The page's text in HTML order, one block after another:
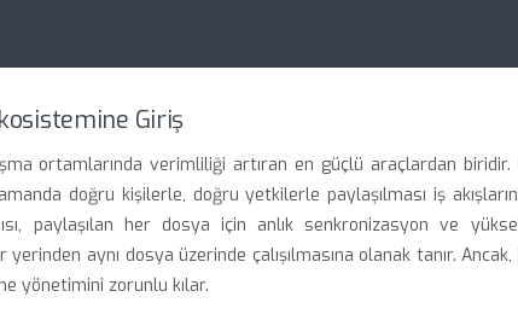
Giriş
ortamlarında verimliliği artıran en güçlü araçlardan biridir.
doğru kişilerle, doğru yetkilerle paylaşılması iş
paylaşılan her dosya için anlık senkronizasyon ve
aynı dosya üzerinde çalışılmasına olanak tanır. Ancak,
yönetimini zorunlu kılar.